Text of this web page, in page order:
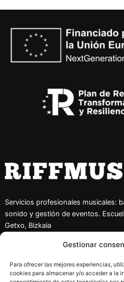
Gestionar
Para ofrecer las mejores experiencias,
cookies para almacenar y/o acceder a la
Servicios profesionales musicales:
sonido y gestión de eventos.
Getxo, Bizkaia
Política de
Política de